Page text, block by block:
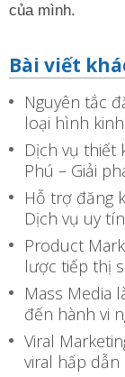
của mình.
Bài viết
Nguyên tắc
loại hình
Dịch vụ thiết
Phú – Giải
Hỗ trợ đăng
Dịch vụ uy
Product
lược tiếp thị
Mass Media
đến hành vi
Viral
viral hấp